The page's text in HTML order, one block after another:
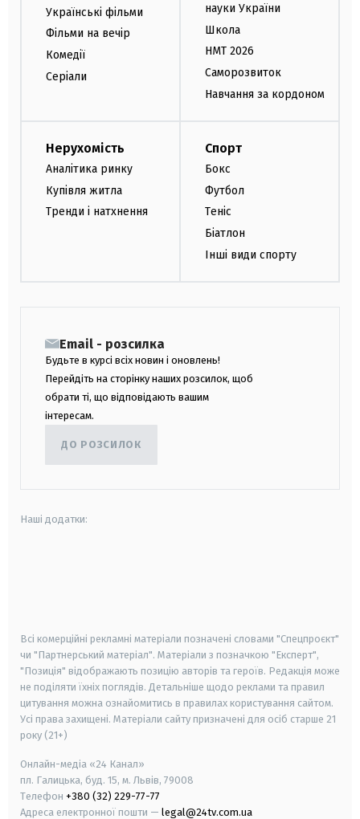
Українські фільми
Фільми на вечір
Комедії
Серіали
науки України
Школа
НМТ 2026
Саморозвиток
Навчання за кордоном
Нерухомість
Аналітика ринку
Купівля житла
Тренди і натхнення
Спорт
Бокс
Футбол
Теніс
Біатлон
Інші види спорту
Email - розсилка
Будьте в курсі всіх новин і оновлень!
Перейдіть на сторінку наших розсилок, щоб
обрати ті, що відповідають вашим
інтересам.
ДО РОЗСИЛОК
Наші додатки:
Всі комерційні рекламні матеріали позначені словами "Спецпроєкт"
чи "Партнерський матеріал". Матеріали з позначкою "Експерт",
"Позиція" відображають позицію авторів та героїв. Редакція може
не поділяти їхніх поглядів. Детальніше щодо реклами та правил
цитування можна ознайомитись в правилах користування сайтом.
Усі права захищені. Матеріали сайту призначені для осіб старше 21
року (21+)
Онлайн-медіа «24 Канал»
пл. Галицька, буд. 15, м. Львів, 79008
Телефон +380 (32) 229-77-77
Адреса електронної пошти — legal@24tv.com.ua